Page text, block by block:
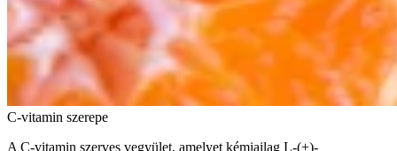
C-vitamin szerepe
A C-vitamin szerves vegyület, amelyet kémiailag L-(+)-